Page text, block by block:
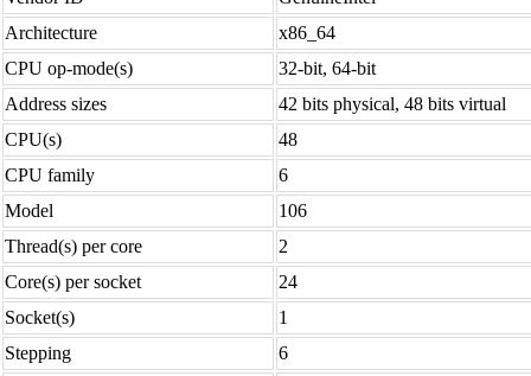
Architecture
x86_64
CPU op-mode(s)
32-bit, 64-bit
Address sizes
42 bits physical, 48 bits virtual
CPU(s)
48
CPU family
6
Model
106
Thread(s) per core
2
Core(s) per socket
24
Socket(s)
1
Stepping
6